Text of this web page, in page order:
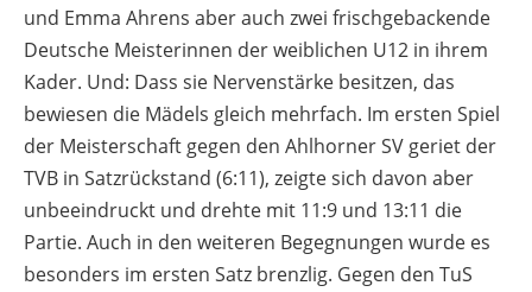
und Emma Ahrens aber auch zwei frischgebackende
Deutsche Meisterinnen der weiblichen U12 in ihrem
Kader. Und: Dass sie Nervenstärke besitzen, das
bewiesen die Mädels gleich mehrfach. Im ersten Spiel
der Meisterschaft gegen den Ahlhorner SV geriet der
TVB in Satzrückstand (6:11), zeigte sich davon aber
unbeeindruckt und drehte mit 11:9 und 13:11 die
Partie. Auch in den weiteren Begegnungen wurde es
besonders im ersten Satz brenzlig. Gegen den TuS